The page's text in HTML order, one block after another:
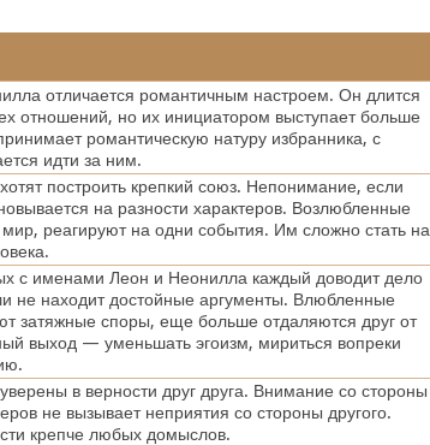
отличается романтичным настроем. Он длится
отношений, но их инициатором выступает больше
романтическую натуру избранника, с
идти за ним.
построить крепкий союз. Непонимание, если
на разности характеров. Возлюбленные
реагируют на одни события. Им сложно стать на
с именами Леон и Неонилла каждый доводит дело
не находит достойные аргументы. Влюбленные
затяжные споры, еще больше отдаляются друг от
выход — уменьшать эгоизм, мириться вопреки
в верности друг друга. Внимание со стороны
не вызывает неприятия со стороны другого.
крепче любых домыслов.